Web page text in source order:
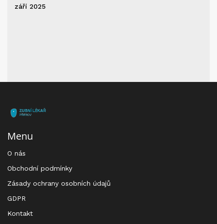
září 2025
Menu
O nás
Obchodní podmínky
Zásady ochrany osobních údajů
GDPR
Kontakt